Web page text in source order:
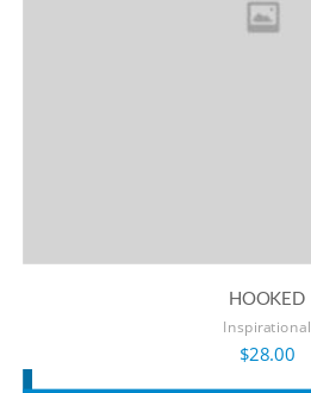
HOOKED
Inspirational
$28.00